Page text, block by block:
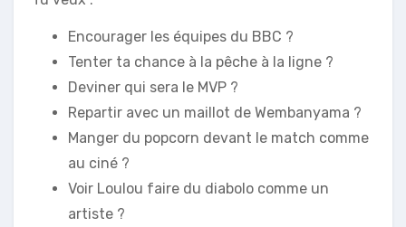
Encourager les équipes du BBC ?
Tenter ta chance à la pêche à la ligne ?
Deviner qui sera le MVP ?
Repartir avec un maillot de Wembanyama ?
Manger du popcorn devant le match comme
au ciné ?
Voir Loulou faire du diabolo comme un
artiste ?